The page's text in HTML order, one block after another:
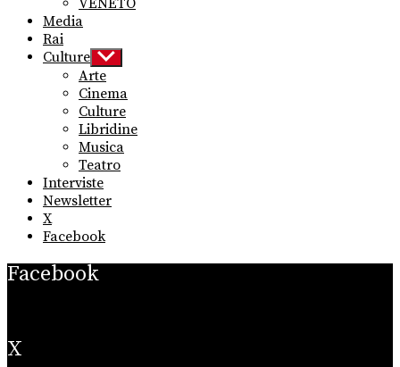
Media
Rai
Culture Show
sub
menu
Arte
Cinema
Culture
Libridine
Musica
Teatro
Interviste
Newsletter
X
Facebook
Facebook
X